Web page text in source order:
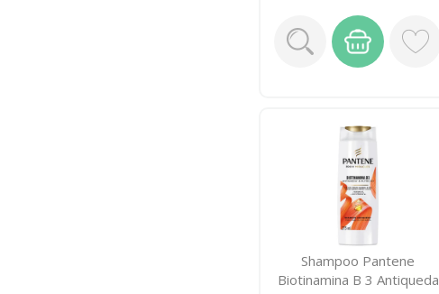
Shampoo Pantene
Biotinamina B 3 Antiqueda